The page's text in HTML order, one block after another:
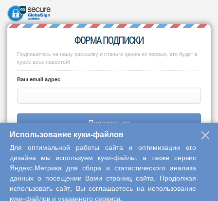
ФОРМА ПОДПИСКИ
Подпишитесь на нашу рассылку и станьте одним из первых, кто будет в
курсе всех новостей!
Ваш email адрес
Подписаться
Copyright © 2013-2026 Центр научного сотрудничества «Интерактив
плюс»
Использование куки-файлов
Для оптимальной работы сайта и оптимизации его
дизайна мы используем куки-файлы, а также сервис
Яндекс.Метрика для сбора и статистического анализа
данных о посещении Вами страниц сайта. Продолжая
использовать сайт, Вы соглашаетесь на использование
куки-файлов и указанного сервиса.